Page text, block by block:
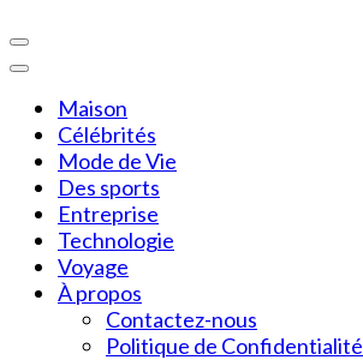
Maison
Célébrités
Mode de Vie
Des sports
Entreprise
Technologie
Voyage
À propos
Contactez-nous
Politique de Confidentialité